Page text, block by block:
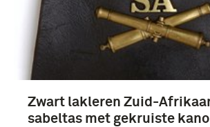
1951-2000 (15)
landstrijdkrachten (Groot-
Zwart lakleren Zuid-
sabeltas met gekruiste